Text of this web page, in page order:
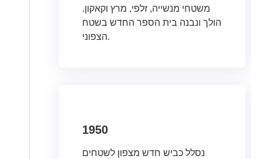
משטחי מנשייה, זלפי, מרץ וקאקון.
הולך ונבנה בית הספר החדש בשטח
הצפוני.
1950
נסלל כביש חדש מצפון לשטחים